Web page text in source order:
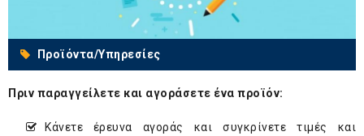
Προϊόντα/Υπηρεσίες
Πριν παραγγείλετε και αγοράσετε ένα προϊόν:
Κάνετε έρευνα αγοράς και συγκρίνετε τιμές και